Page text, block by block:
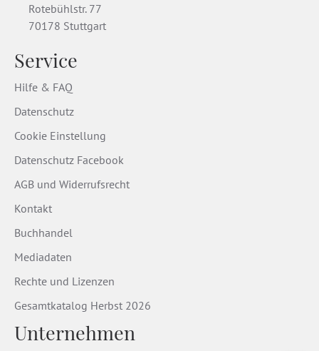
Rotebühlstr. 77
70178 Stuttgart
Service
Hilfe & FAQ
Datenschutz
Cookie Einstellung
Datenschutz Facebook
AGB und Widerrufsrecht
Kontakt
Buchhandel
Mediadaten
Rechte und Lizenzen
Gesamtkatalog Herbst 2026
Unternehmen